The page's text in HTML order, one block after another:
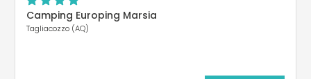
Camping Europing Marsia
Tagliacozzo (AQ)